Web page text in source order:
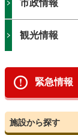
市政情報
観光情報
緊急情報
施設から探す